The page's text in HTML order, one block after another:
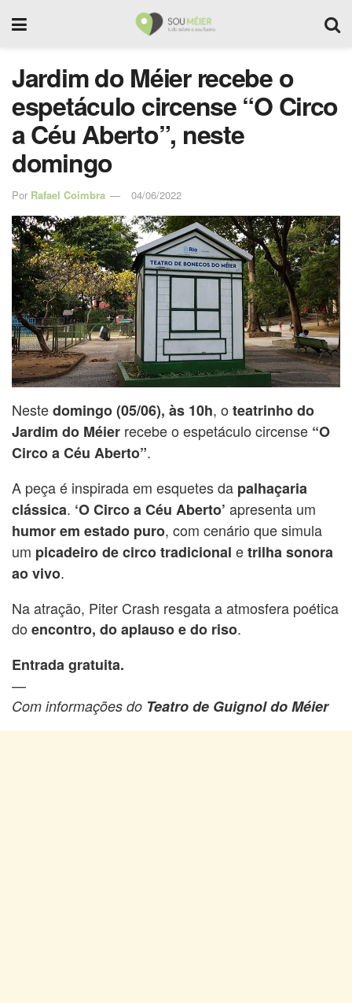
Jardim do Méier recebe o
espetáculo circense “O Circo
a Céu Aberto”, neste
domingo
Por Rafael Coimbra 04/06/2022
Nestedomingo (05/06), às 10h, o teatrinho do
Jardim do Méier recebe o espetáculo circense “O
Circo a Céu Aberto”.
A peça é inspirada em esquetes da palhaçaria
clássica. ‘O Circo a Céu Aberto’ apresenta um
humor em estado puro, com cenário que simula
um picadeiro de circo tradicional etrilha sonora
ao vivo.
Na atração, Piter Crash resgata a atmosfera poética
do encontro, do aplauso e do riso.
Entrada gratuita.
—
Com informações do Teatro de Guignol do Méier